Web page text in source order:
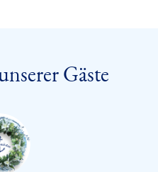
Gäste